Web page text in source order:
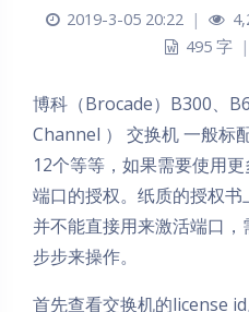
2019-3-05 20:22 |
495 字 |
博科（Brocade）B300、
Channel ） 交换机 一般标
12个等等，如果需要使用
端口的授权。纸质的授权
并不能直接用来激活端口
步步来操作。
首先查看交换机的license